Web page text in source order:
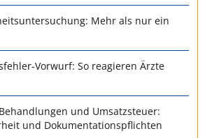
Mehr als nur ein
Vorwurf: So reagieren Ärzte
und Umsatzsteuer:
und Dokumentationspflichten